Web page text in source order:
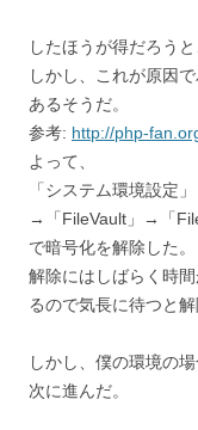
したほうが得だろう
しかし、これが原因
あるそうだ。
参考: http://php-
よって、
「システム環境設定
→「FileVault」→「
で暗号化を解除した。
解除にはしばらく時
るので気長に待つと解
しかし、僕の環境の
次に進んだ。